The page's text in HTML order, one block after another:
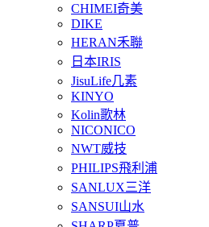
CHIMEI奇美
DIKE
HERAN禾聯
日本IRIS
JisuLife几素
KINYO
Kolin歌林
NICONICO
NWT威技
PHILIPS飛利浦
SANLUX三洋
SANSUI山水